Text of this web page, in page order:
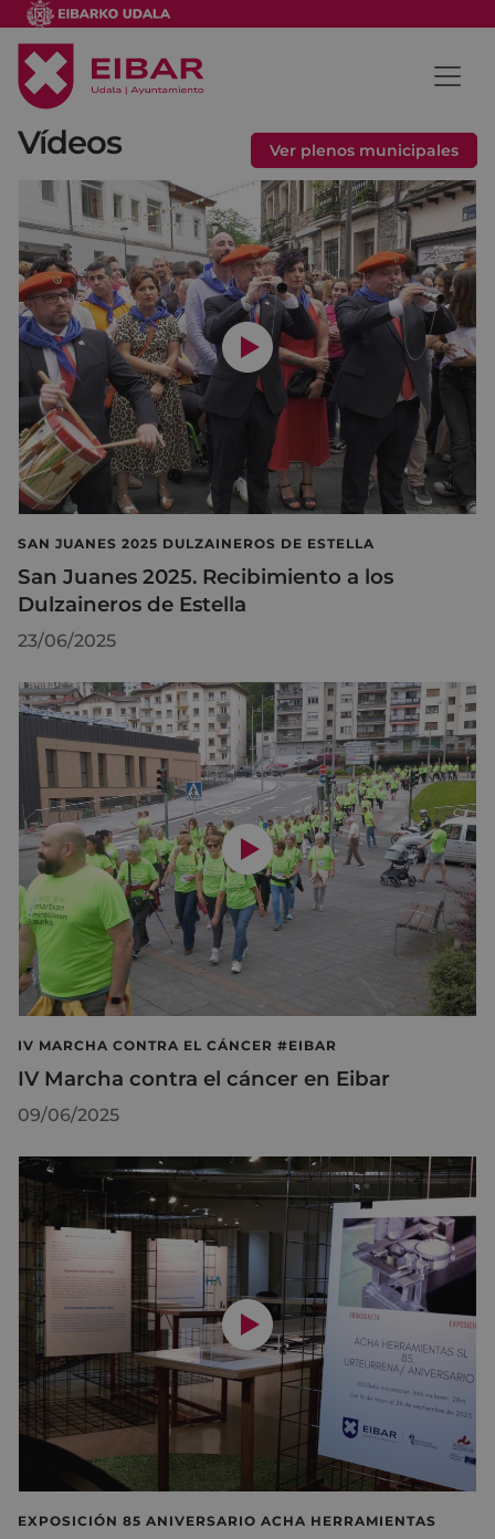
Vídeos Ver plenos municipales
SAN JUANES 2025 DULZAINEROS DE ESTELLA
San Juanes 2025. Recibimiento a los
Dulzaineros de Estella
23/06/2025
IV MARCHA CONTRA EL CÁNCER #EIBAR
IV Marcha contra el cáncer en Eibar
09/06/2025
EXPOSICIÓN 85 ANIVERSARIO ACHA HERRAMIENTAS